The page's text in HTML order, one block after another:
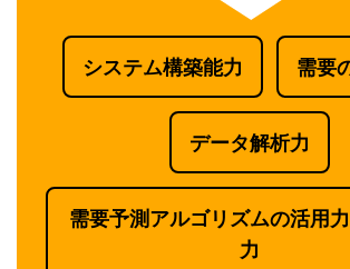
システム構築能力 需要
データ解析力
需要予測アルゴリズムの活用
力